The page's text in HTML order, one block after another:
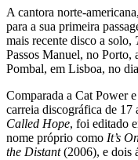
A cantora norte-
para a sua primeira
mais recente disco a solo,
Passos Manuel, no Porto,
Pombal, em Lisboa, no
Comparada a Cat Power
carreia discográfica de 17
Called Hope, foi editado
nome próprio como It’s
the Distant(2006), e dois